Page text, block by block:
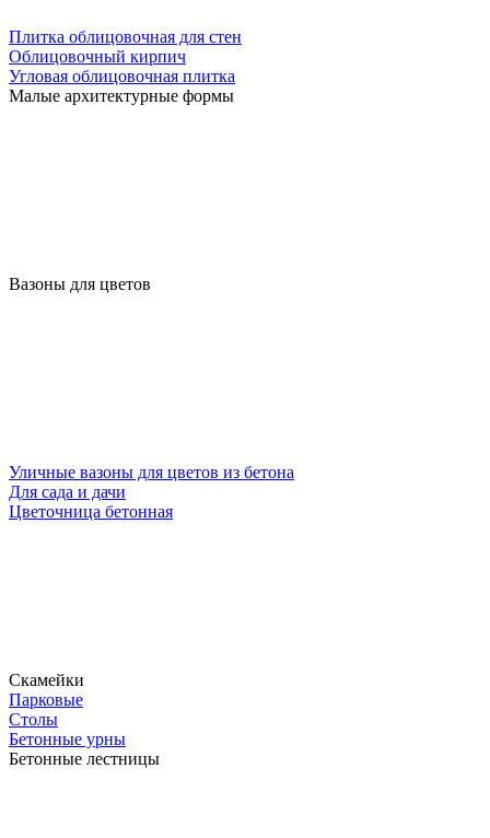
Плитка облицовочная для стен
Облицовочный кирпич
Угловая облицовочная плитка
Малые архитектурные формы
Вазоны для цветов
Уличные вазоны для цветов из бетона
Для сада и дачи
Цветочница бетонная
Скамейки
Парковые
Столы
Бетонные урны
Бетонные лестницы